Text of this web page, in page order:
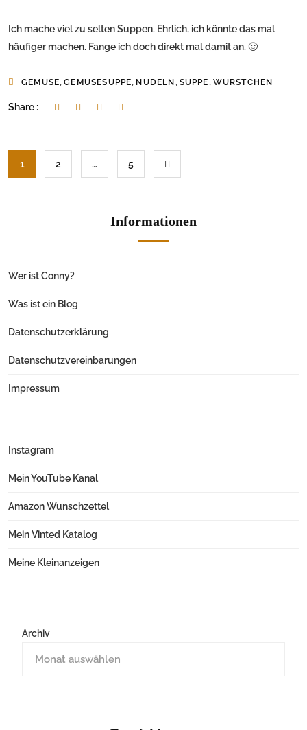
Ich mache viel zu selten Suppen. Ehrlich, ich könnte das mal
häufiger machen. Fange ich doch direkt mal damit an. 🙂
GEMÜSE,GEMÜSESUPPE, NUDELN, SUPPE, WÜRSTCHEN
Share :
1 2 … 5
Informationen
Wer ist Conny?
Was ist ein Blog
Datenschutzerklärung
Datenschutzvereinbarungen
Impressum
Instagram
Mein YouTube Kanal
Amazon Wunschzettel
Mein Vinted Katalog
Meine Kleinanzeigen
Archiv